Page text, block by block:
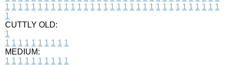
1 1 1 1 1 1 1 1 1 1 1 1 1 1 1 1 1 1 1 1 1 1 1 1 1 1 1 1 1 1 1 1 1
1
CUTTLY OLD:
1
1 1 1 1 1 1 1 1 1 1
MEDIUM:
1 1 1 1 1 1 1 1 1 1